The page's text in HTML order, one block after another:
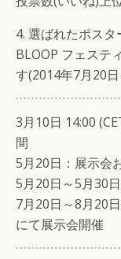
4. 選ばれたポスタ
BLOOP フェステ
す(2014年7月20日
3月10日 14:00
間
5月20日：展示会
5月20日～5月30
7月20日～8月20
にて展示会開催